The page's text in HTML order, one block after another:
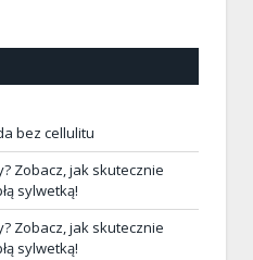
bez cellulitu
Zobacz, jak skutecznie
sylwetką!
Zobacz, jak skutecznie
sylwetką!